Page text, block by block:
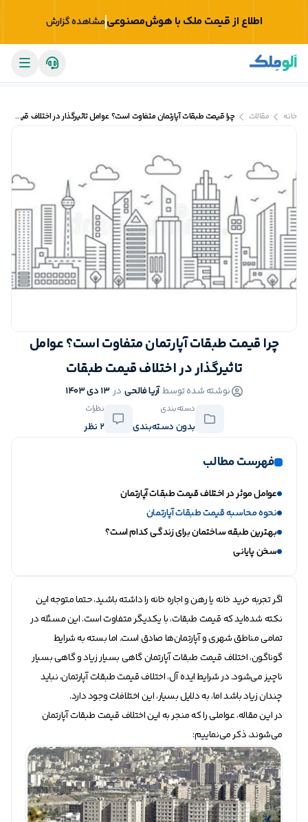
اطلاع از قیمت ملک با هوش‌مصنوعیمشاهده گزارش
خانه مقالات چرا قیمت طبقات آپارتمان متفاوت است؟ عوامل تاثیرگذار در اختلاف قیمت طبقات
چرا قیمت طبقات آپارتمان متفاوت است؟ عوامل
تاثیرگذار در اختلاف قیمت طبقات
نوشته شده توسط آریا فالحی در 13 دی 1403
دسته‌بندی
بدون دسته‌بندی
نظرات
2 نظر
فهرست مطالب
عوامل موثر در اختلاف قیمت طبقات آپارتمان
نحوه محاسبه قیمت طبقات آپارتمان
بهترین طبقه ساختمان برای زندگی کدام است؟
سخن پایانی
اگر تجربه خرید خانه یا رهن و اجاره خانه را داشته باشید، حتما متوجه این
نکته شده‌اید که قیمت طبقات، با یکدیگر متفاوت است. این مسئله در
تمامی مناطق شهری و آپارتمان‌ها صادق است. اما بسته به شرایط
گوناگون، اختلاف قیمت طبقات آپارتمان گاهی بسیار زیاد و گاهی بسیار
ناچیز می‌شود. در شرایط ایده آل، اختلاف قیمت طبقات آپارتمان، نباید
چندان زیاد باشد اما، به دلایل بسیار، این اختلافات وجود دارد.
در این مقاله، عواملی را که منجر به این اختلاف قیمت طبقات آپارتمان
می‌شوند، ذکر می‌نماییم: